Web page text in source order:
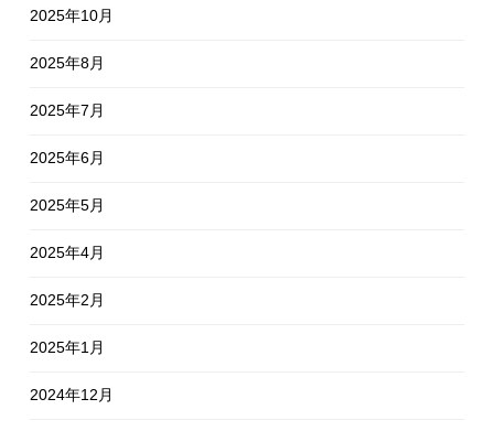
2025年10月
2025年8月
2025年7月
2025年6月
2025年5月
2025年4月
2025年2月
2025年1月
2024年12月